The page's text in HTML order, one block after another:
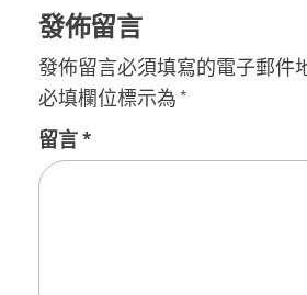
發佈留言
發佈留言必須填寫的電子郵件
必填欄位標示為 *
留言*